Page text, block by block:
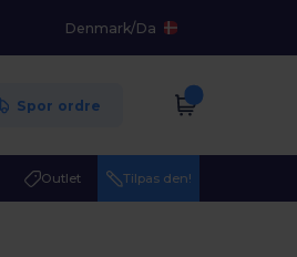
Denmark/Da
Spor ordre
Outlet Tilpas den!